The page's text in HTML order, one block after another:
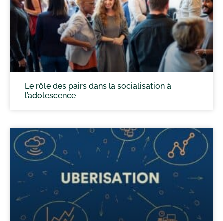
Le rôle des pairs dans la socialisation à
l’adolescence